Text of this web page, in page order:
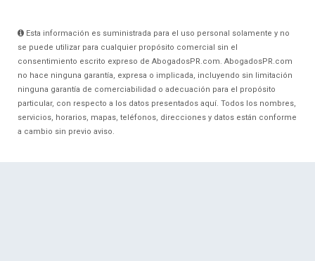
Esta información es suministrada para el uso personal solamente y no
se puede utilizar para cualquier propósito comercial sin el
consentimiento escrito expreso de AbogadosPR.com. AbogadosPR.com
no hace ninguna garantía, expresa o implicada, incluyendo sin limitación
ninguna garantía de comerciabilidad o adecuación para el propósito
particular, con respecto a los datos presentados aquí. Todos los nombres,
servicios, horarios, mapas, teléfonos, direcciones y datos están conforme
a cambio sin previo aviso.